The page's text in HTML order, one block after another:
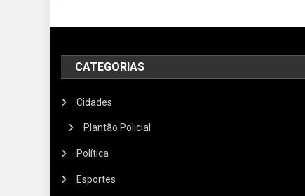
CATEGORIAS
Cidades
Plantão Policial
Política
Esportes